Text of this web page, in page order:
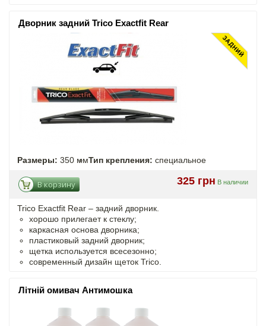
Дворник задний Trico Exactfit Rear
Размеры: 350 ммТип крепления: специальное
325 грн В наличии
В корзину
Trico Exactfit Rear – задний дворник.
хорошо прилегает к стеклу;
каркасная основа дворника;
пластиковый задний дворник;
щетка используется всесезонно;
современный дизайн щеток Trico.
Літній омивач Антимошка